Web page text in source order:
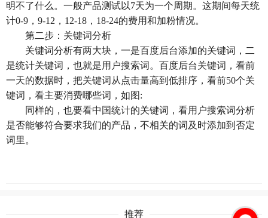
明不了什么。一般产品测试以7天为一个周期。这期间每天统
计0-9，9-12，12-18，18-24的费用和加粉情况。
第二步：关键词分析
关键词分析有两大块，一是百度后台添加的关键词，二
是统计关键词，也就是用户搜索词。百度后台关键词，看前
一天的数据时，把关键词从点击量高到低排序，看前50个关
键词，看主要消费哪些词，如图:
同样的，也要看中国统计的关键词，看用户搜索词分析
是否能够符合要求我们的产品，不相关的词及时添加到否定
词里。
推荐